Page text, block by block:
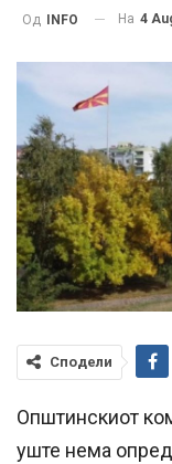
Од INFO На 4
Сподели
Општинскиот
уште нема